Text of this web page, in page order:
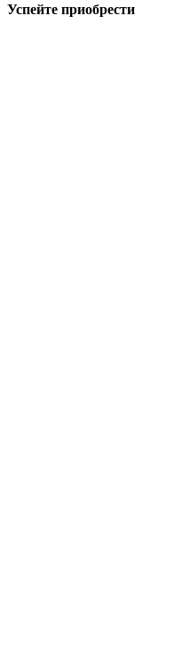
Успейте приобрести